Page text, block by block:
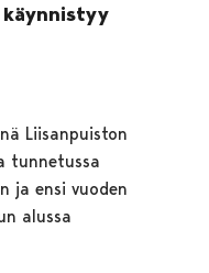
Liisanpuiston
tunnetussa
ja ensi vuoden
alussa